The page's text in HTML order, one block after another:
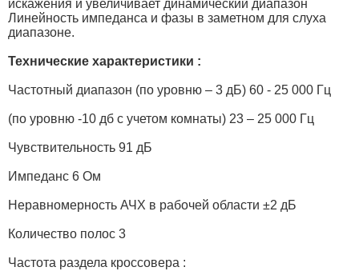
искажения и увеличивает динамический диапазон
Линейность импеданса и фазы в заметном для слуха
диапазоне.
Технические характеристики :
Частотный диапазон (по уровню – 3 дБ) 60 - 25 000 Гц
(по уровню -10 дб с учетом комнаты) 23 – 25 000 Гц
Чувствительность 91 дБ
Импеданс 6 Ом
Неравномерность АЧХ в рабочей области ±2 дБ
Количество полос 3
Частота раздела кроссовера :